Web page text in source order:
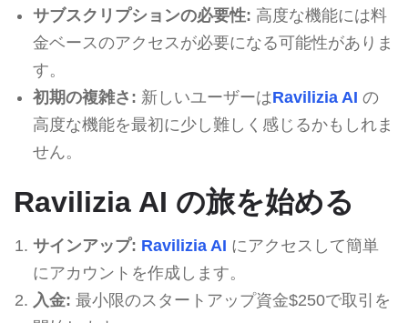
サブスクリプションの必要性: 高度な機能には料
金ベースのアクセスが必要になる可能性がありま
す。
初期の複雑さ: 新しいユーザーはRavilizia AI の
高度な機能を最初に少し難しく感じるかもしれま
せん。
Ravilizia AI の旅を始める
サインアップ: Ravilizia AI にアクセスして簡単
にアカウントを作成します。
入金: 最小限のスタートアップ資金$250で取引を